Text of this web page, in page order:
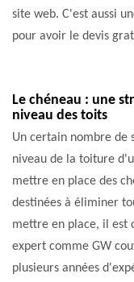
site web. C'est aussi
pour avoir le devis
Le chéneau : une
niveau des toits
Un certain nombre de
niveau de la toiture
mettre en place des
destinées à éliminer
mettre en place, il est
expert comme GW
plusieurs années